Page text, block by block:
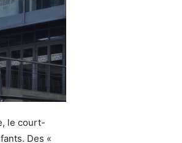
le court-
Des «